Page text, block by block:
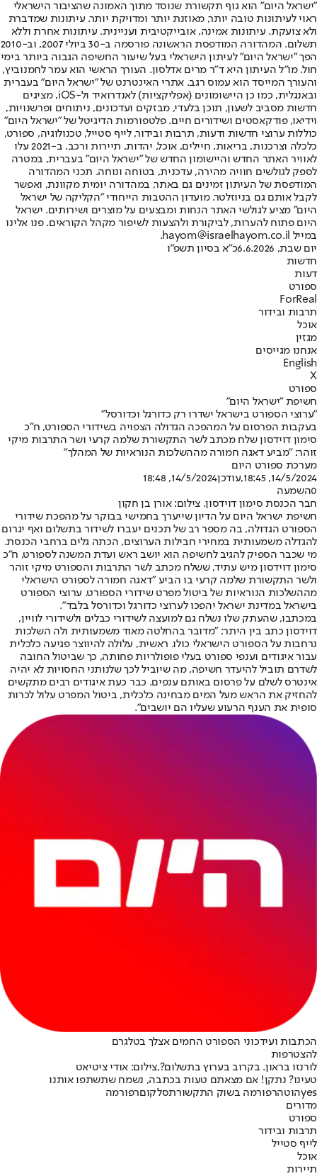
"ישראל היום" הוא גוף תקשורת שנוסד מתוך האמונה שהציבור הישראלי
ראוי לעיתונות טובה יותר, מאוזנת יותר ומדויקת יותר. עיתונות שמדברת
ולא צועקת. עיתונות אמינה, אובייקטיבית ועניינית. עיתונות אחרת וללא
תשלום. המהדורה המודפסת הראשונה פורסמה ב-30 ביולי 2007, וב-2010
הפך "ישראל היום" לעיתון הישראלי בעל שיעור החשיפה הגבוה ביותר בימי
חול. מו"ל העיתון היא ד"ר מרים אדלסון. העורך הראשי הוא עמר לחמנוביץ,
והעורך המייסד הוא עמוס רגב. אתרי האינטרנט של "ישראל היום" בעברית
ובאנגלית, כמו כן היישומונים (אפליקציות) לאנדרואיד ול-iOS, מציגים
חדשות מסביב לשעון, תוכן בלעדי, מבזקים ועדכונים, ניתוחים ופרשנויות,
וידיאו, פודקאסטים ושידורים חיים. פלטפורמות הדיגיטל של "ישראל היום"
כוללות ערוצי חדשות ודעות, תרבות ובידור, לייף סטייל, טכנולוגיה, ספורט,
כלכלה וצרכנות, בריאות, חיילים, אוכל, יהדות, תיירות ורכב. ב-2021 עלו
לאוויר האתר החדש והיישומון החדש של "ישראל היום" בעברית, במטרה
לספק לגולשים חוויה מהירה, עדכנית, בטוחה ונוחה. תכני המהדורה
המודפסת של העיתון זמינים גם באתר, במהדורה יומית מקוונת, ואפשר
לקבל אותם גם בניוזלטר. מועדון ההטבות הייחודי "הקליקה של ישראל
היום" מציע לגולשי האתר הנחות ומבצעים על מוצרים ושירותים. ישראל
היום פתוח להערות, לביקורת ולהצעות לשיפור מקהל הקוראים. פנו אלינו
במייל hayom@israelhayom.co.il.
יום שבת, 6.6.2026
כ"א בסיון תשפ"ו
חדשות
דעות
ספורט
ForReal
תרבות ובידור
אוכל
מגזין
אנחנו מגייסים
English
X
ספורט
חשיפת "ישראל היום"
"ערוצי הספורט בישראל ישדרו רק כדורגל וכדורסל"
בעקבות הפרסום על המהפכה הגדולה הצפויה בשידורי הספורט, ח"כ
סימון דוידסון שלח מכתב לשר התקשורת שלמה קרעי ושר התרבות מיקי
זוהר: "מביע דאגה חמורה מההשלכות הנוראיות של המהלך"
מערכת ספורט היום
14/5/2024, 18:45
,עודכן14/5/2024, 18:48
0השמעה
חבר הכנסת סימון דוידסון. צילום: אורן בן חקון
חשיפת ישראל היום על הדיון שייערך בחמישי בבוקר על מהפכת שידורי
הספורט הגדולה, בה מספר רב של תכנים יעברו לשידור בתשלום ואף יגרום
להגדלה משמעותית במחירי חבילות הערוצים, הכתה גלים ברחבי הכנסת.
מי שכבר הספיק להגיב לחשיפה הוא יושב ראש ועדת המשנה לספורט, ח"כ
סימון דוידסון מיש עתיד, ששלח מכתב לשר התרבות והספורט מיקי זוהר
ולשר התקשורת שלמה קרעי בו הביע "דאגה חמורה לספורט הישראלי
מההשלכות הנוראיות של ביטול מפרט שידורי הספורט. ערוצי הספורט
בישראל במדינת ישראל יהפכו לערוצי כדורגל וכדורסל בלבד".
במכתבו, שהעתק שלו נשלח גם למועצה לשידורי כבלים ולשידורי לוויין,
דוידסון כתב בין היתר: "מדובר בהחלטה מאוד משמעותית ולה השלכות
נרחבות על הספורט הישראלי כולו. ראשית, עלולה להיווצר פגיעה כלכלית
עבור איגודים וענפי ספורט בעלי פופולריות פחותה, כך שביטול החובה
לשדרם תוביל להיעדר חשיפה, מה שיוביל לכך שלנותני החסויות לא יהיה
אינטרס לשלם על פרסום באותם ענפים. כבר כעת איגודים רבים מתקשים
להחזיק את הראש מעל המים מבחינה כלכלית, ביטול המפרט עלול לכרות
סופית את הענף הרעוע שעליו הם יושבים".
הכתבות ועידכוני הספורט החמים אצלך בטלגרם
להצטרפות
לורנזו בראון. בקרוב בערוץ בתשלום?,צילום: אודי ציטיאט
טעינו? נתקן! אם מצאתם טעות בכתבה, נשמח שתשתפו אותנו
yesהוטהרפורמה בשוק התקשורתסלקוםרפורמה
מדורים
ספורט
תרבות ובידור
לייף סטייל
אוכל
תיירות